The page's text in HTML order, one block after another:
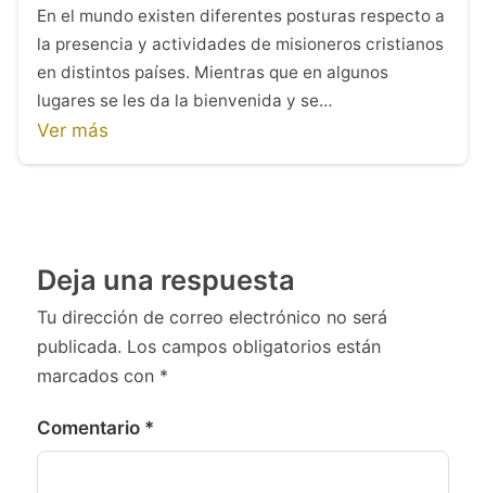
En el mundo existen diferentes posturas respecto a
la presencia y actividades de misioneros cristianos
en distintos países. Mientras que en algunos
lugares se les da la bienvenida y se…
Ver más
Deja una respuesta
Tu dirección de correo electrónico no será
publicada. Los campos obligatorios están
marcados con *
Comentario *